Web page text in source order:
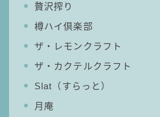
贅沢搾り
樽ハイ倶楽部
ザ・レモンクラフト
ザ・カクテルクラフト
Slat（すらっと）
月庵